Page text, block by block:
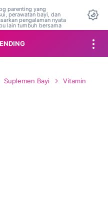
parenting yang
perawatan bayi, dan
pengalaman nyata
lain tumbuh bersama
Suplemen Bayi
Vitamin